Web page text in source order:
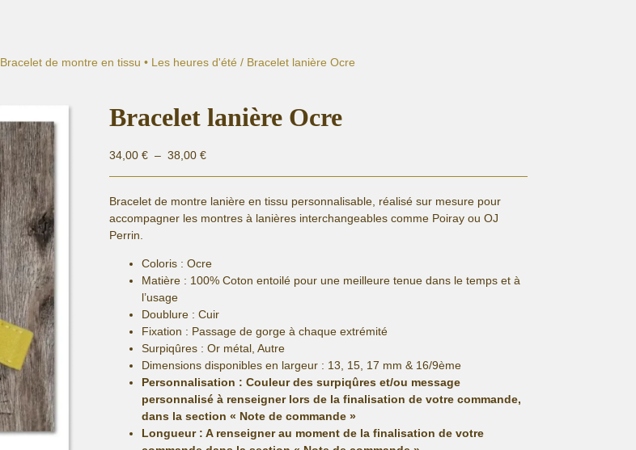
Bracelet de montre en tissu • Les heures d'été / Bracelet lanière Ocre
Bracelet lanière Ocre
34,00€ – 38,00€Plage
34,00 €
à
Bracelet de montre lanière en tissu personnalisable, réalisé sur mesure pour
accompagner les montres à lanières interchangeables comme Poiray ou OJ
Perrin.
Coloris : Ocre
Matière : 100% Coton entoilé pour une meilleure tenue dans le temps et à
l’usage
Doublure : Cuir
Fixation : Passage de gorge à chaque extrémité
Surpiqûres : Or métal, Autre
Dimensions disponibles en largeur : 13, 15, 17 mm & 16/9ème
Personnalisation : Couleur des surpiqûres et/ou message
personnalisé à renseigner lors de la finalisation de votre commande,
dans la section « Note de commande »
Longueur: A renseigner au moment de la finalisation de votre